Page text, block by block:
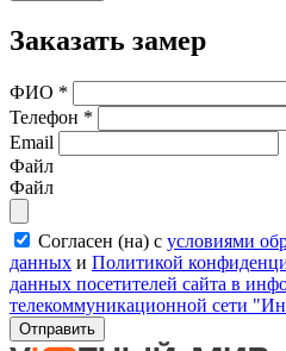
Заказать замер
ФИО *
Телефон *
Email
Файл
Файл
Согласен (на) с условиями
данных и Политикой
данных посетителей сайта в
телекоммуникационной сети
Отправить